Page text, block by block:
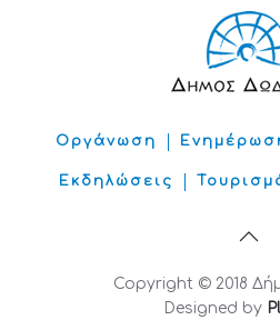
Οργάνωση
Εκδηλώσεις
Copyright © 2018
Designed by